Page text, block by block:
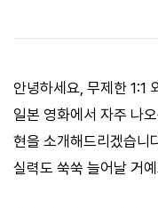
안녕하세요, 무제한 1:1
일본 영화에서 자주 나
현을 소개해드리겠습니
실력도 쑥쑥 늘어날 거